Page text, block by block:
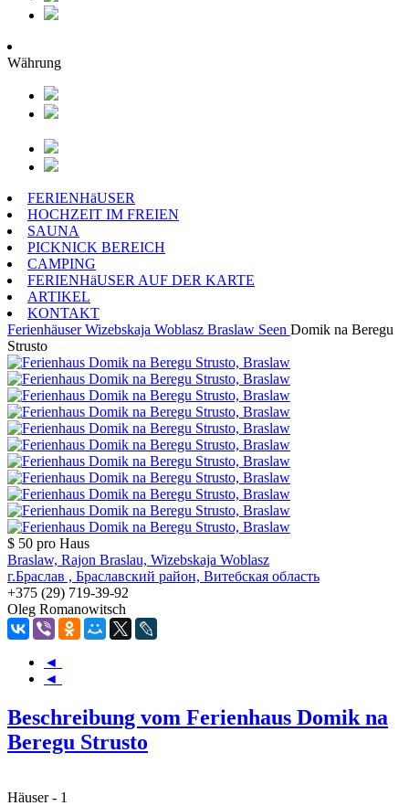
Währung
FERIENHäUSER
HOCHZEIT IM FREIEN
SAUNA
PICKNICK BEREICH
CAMPING
FERIENHäUSER AUF DER KARTE
ARTIKEL
KONTAKT
Ferienhäuser Wizebskaja Woblasz Braslaw Seen Domik na Beregu
Strusto
$ 50 pro Haus
Braslaw, Rajon Braslau, Wizebskaja Woblasz
г.Браслав , Браславский район, Витебская область
+375 (29) 719-39-92
Oleg Romanowitsch
◄
◄
Beschreibung vom Ferienhaus Domik na
Beregu Strusto
Häuser - 1